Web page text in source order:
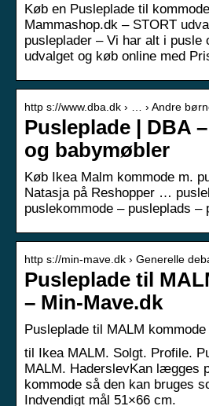
Køb en Pusleplade til
Mammashop.dk – STORT
pusleplader – Vi har alt i pusle
udvalget og køb online med
http s://www.dba.dk › … › Andre
Pusleplade | DBA
og babymøbler
Køb Ikea Malm kommode m.
Natasja på Reshopper …
puslekommode – pusleplads –
http s://min-mave.dk › Generelle
Pusleplade til
– Min-Mave.dk
Pusleplade til MALM
til Ikea MALM. Solgt. Profile.
MALM. HaderslevKan lægges
kommode så den kan bruges
Indvendigt mål 51×66 cm.